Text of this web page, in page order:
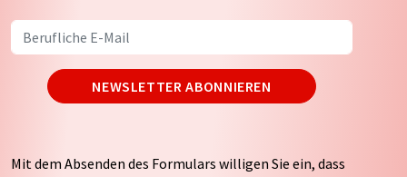
NEWSLETTER ABONNIEREN
Mit dem Absenden des Formulars willigen Sie ein, dass